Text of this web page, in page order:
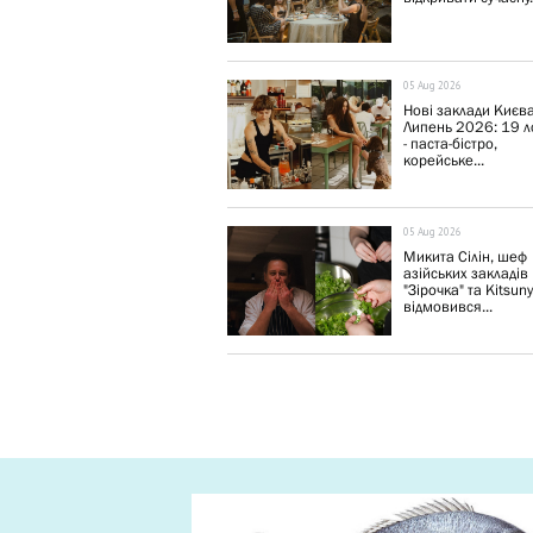
05 Aug 2026
Нові заклади
Липень 2026: 19
- паста-бістро,
корейське...
05 Aug 2026
Микита Сілін, шеф
азійських закладів
"Зірочка" та
відмовився...